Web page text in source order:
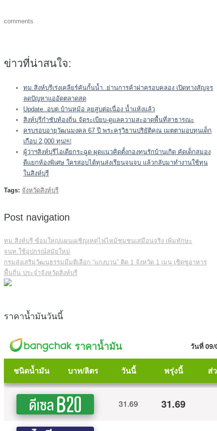
comments
ข่าวที่น่าสนใจ:
ทม.สิงห์บุรีเร่งเคลียร์คันกั้นน้ำ..ย่านการค้าฝาครอบคลอง เปิดทางสัญจร
ลดปัญหาแออัดตลาดสด
Update..อบต.บ้านหม้อ ลุยสูบต่อเนื่อง น้ำแห้งแล้ว
สิงห์บุรีกำชับท้องถิ่น จัดระเบียบ-ดูแลความสะอาดพื้นที่สาธารณะ
ครบรอบอายุวัฒนมงคล 67 ปี พระครูวิธานปริยัติคุณ เมตตามอบทุนเด็ก
เกือบ 2,000 ทุน￼
ผู้ว่าฯสิงห์บุรีไอเดียกระฉูด ผุดแนวคิดตั้งกองทุนรักบ้านเกิด คัดเด็กสมอง
ดีแยกห้องพิเศษ ใครสอบได้ทุนส่งเรียนจนจบ แล้วกลับมาทำงานใช้ทุน
ในสิงห์บุรี
Tags: จังหวัดสิงห์บุรี
Post navigation
ทม.สิงห์บุรี ซ้อมใหญ่แผนเผชิญเหตุไฟไหม้ชุมชนเสมือนจริง เพิ่มทักษะ
จนท.ใช้อุปกรณ์สมัยใหม่
กรมส่งเสริมวัฒนธรรมมีมติเลือก “แกงบวน” ติด 1 จังหวัด 1 เมนู เชิดชูอาหาร
พื้นถิ่น ประจำจังหวัดสิงห์บุรี
ราคาน้ำมันวันนี้